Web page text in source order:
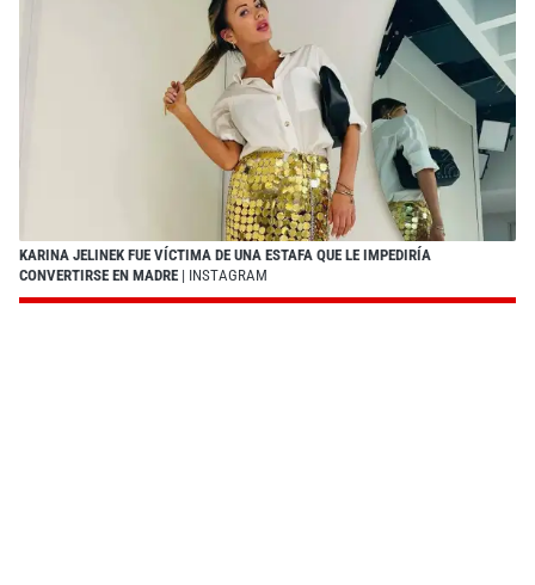
KARINA JELINEK FUE VÍCTIMA DE UNA ESTAFA QUE LE IMPEDIRÍA
CONVERTIRSE EN MADRE | INSTAGRAM